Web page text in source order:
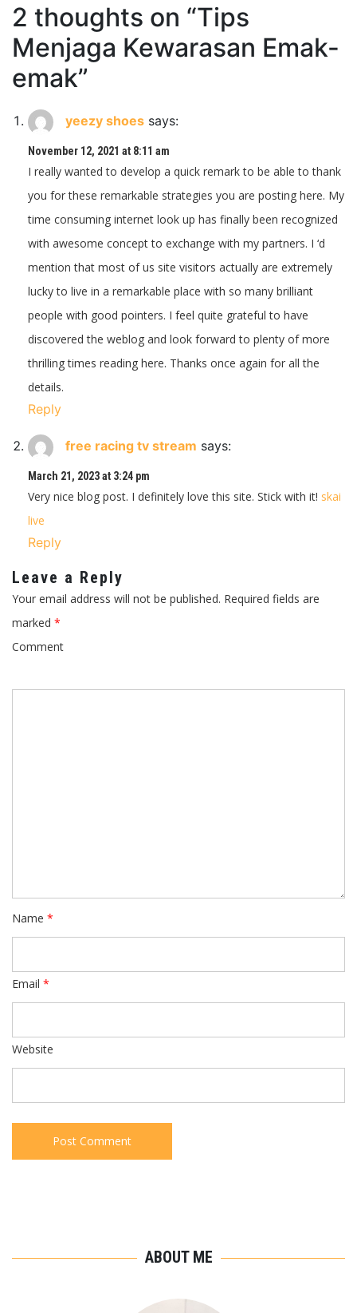
2 thoughts on “Tips
Menjaga Kewarasan Emak-
emak”
yeezy shoes says:
November 12, 2021 at 8:11 am
I really wanted to develop a quick remark to be able to thank
you for these remarkable strategies you are posting here. My
time consuming internet look up has finally been recognized
with awesome concept to exchange with my partners. I ‘d
mention that most of us site visitors actually are extremely
lucky to live in a remarkable place with so many brilliant
people with good pointers. I feel quite grateful to have
discovered the weblog and look forward to plenty of more
thrilling times reading here. Thanks once again for all the
details.
Reply
free racing tv stream says:
March 21, 2023 at 3:24 pm
Very nice blog post. I definitely love this site. Stick with it! skai
live
Reply
Leave a Reply
Your email address will not be published. Required fields are
marked *
Comment
Name *
Email *
Website
ABOUT ME